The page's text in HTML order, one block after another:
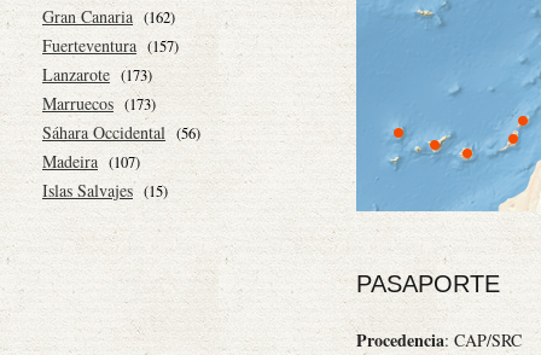
Gran Canaria (162)
Fuerteventura (157)
Lanzarote (173)
Marruecos (173)
Sáhara Occidental (56)
Madeira (107)
Islas Salvajes (15)
PASAPORTE
Procedencia: CAP/SRC